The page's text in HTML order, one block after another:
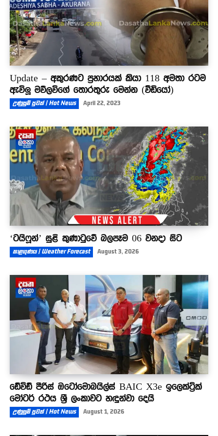
Update – අකුරණට ප්‍රහාරයක් කියා 118 අමතා රටම
ඇවිලූ මව්ලවිගේ තොරතුරු මෙන්න (වීඩියෝ)
උණුසුම් පුවත් | Hot News April 22, 2023
‘ටයිෆූන්’ සුළි කුණාටුවේ බලපෑම 06 වනදා සිට
කාළගුණය | Weather Forecast August 3, 2026
ඩේවිඩ් පීරිස් ඔටෝමොබයිල්ස් BAIC X3e ඉලෙක්ට්‍රික්
මෝටර් රථය ශ්‍රී ලංකාවට හඳුන්වා දෙයි
උණුසුම් පුවත් | Hot News August 1, 2026